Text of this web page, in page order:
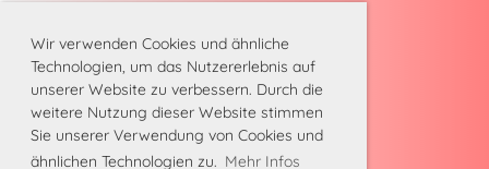
Wir verwenden Cookies und ähnliche
Technologien, um das Nutzererlebnis auf
unserer Website zu verbessern. Durch die
weitere Nutzung dieser Website stimmen
Sie unserer Verwendung von Cookies und
ähnlichen Technologien zu. Mehr Infos